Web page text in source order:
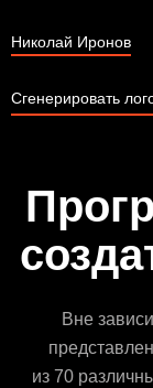
Николай Иронов
Сгенерировать
Вне
из 70